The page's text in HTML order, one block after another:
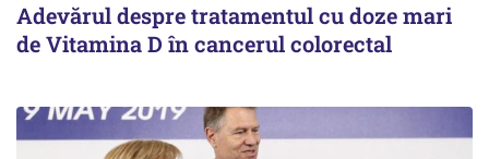
Adevărul despre tratamentul cu doze mari
de Vitamina D în cancerul colorectal